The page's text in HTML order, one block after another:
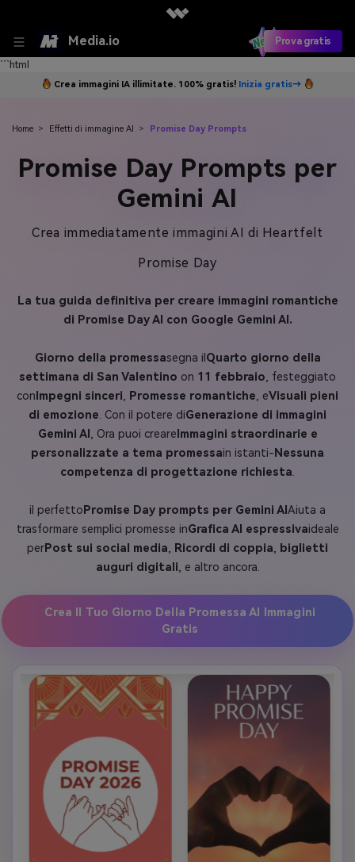
Media.io Prova gratis
```html
Crea immagini IA illimitate. 100% gratis! Inizia gratis→
Home > Effetti di immagine AI > Promise Day Prompts
Promise Day Prompts per
Gemini AI
Crea immediatamente immagini AI di Heartfelt
Promise Day
La tua guida definitiva per creare immagini romantiche
di Promise Day AI con Google Gemini AI.
Giorno della promessasegna il Quarto giorno della
settimana di San Valentino on 11 febbraio, festeggiato
con Impegni sinceri, Promesse romantiche, eVisuali pieni
di emozione. Con il potere diGenerazione di immagini
Gemini AI , Ora puoi creare Immagini straordinarie e
personalizzate a tema promessain istanti- Nessuna
competenza di progettazione richiesta.
il perfetto Promise Day prompts per Gemini AI Aiuta a
trasformare semplici promesse inGrafica AI espressivaideale
perPost sui social media, Ricordi di coppia, biglietti
auguri digitali, e altro ancora.
Crea Il Tuo Giorno Della Promessa AI Immagini
Gratis